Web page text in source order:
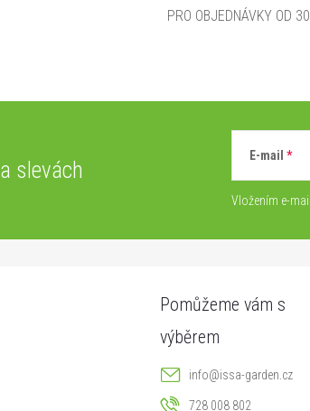
PRO OBJEDNÁVKY OD
a slevách
E-mail
Vložením e-
info@issa-garden.cz
728 008 802